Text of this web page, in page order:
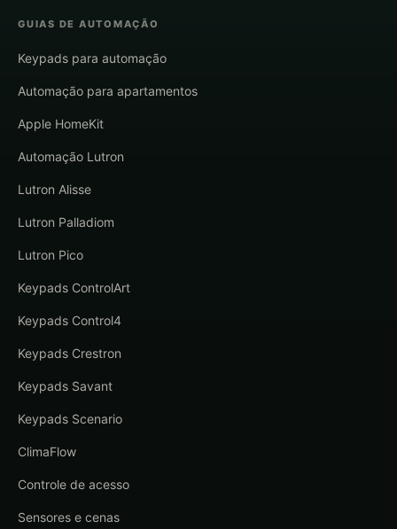
GUIAS DE AUTOMAÇÃO
Keypads para automação
Automação para apartamentos
Apple HomeKit
Automação Lutron
Lutron Alisse
Lutron Palladiom
Lutron Pico
Keypads ControlArt
Keypads Control4
Keypads Crestron
Keypads Savant
Keypads Scenario
ClimaFlow
Controle de acesso
Sensores e cenas